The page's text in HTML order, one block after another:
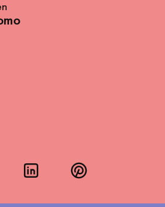
LinkedInPinterest